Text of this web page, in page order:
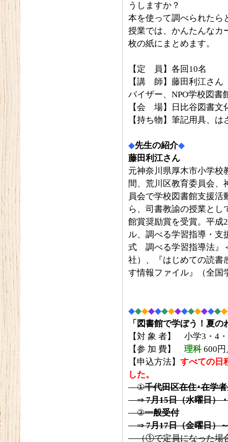
うしますか？
本を使って調べられたら
授業では、かんたんなカ
枚の紙にまとめます。
【定 員】各回10名
【講 師】藤田利江さん
バイザー、NPO学校図書
【会 場】日比谷図書文
【持ち物】筆記用具、
◆先生の紹介◆
藤田利江さん
元神奈川県厚木市小学校
間、荒川区教育委員会、
員会で学校図書館支援活
ら、司書教諭の授業とし
館賞奨励賞を受賞。平成
ル、調べる学習指導・支
式 調べる学習指導法』
社）、『はじめての読書
す情報ファイル』（全国
◆◆◆◆◆◆◆◆◆◆◆◆◆◆◆
「図書館で学ぼう！夏
【対 象 者】 小学3・4
【参 加 費】 理科600円
【申込方法】 すべての日
した。
①千代田区在住･在学
⇒7月15日（水曜日）
②一般受付
⇒7月17日（金曜日
（①で定員になった場